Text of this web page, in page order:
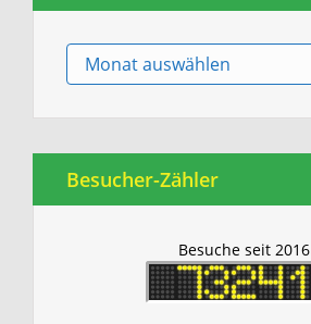
Archiv
Besucher-Zähler
Besuche seit 2016